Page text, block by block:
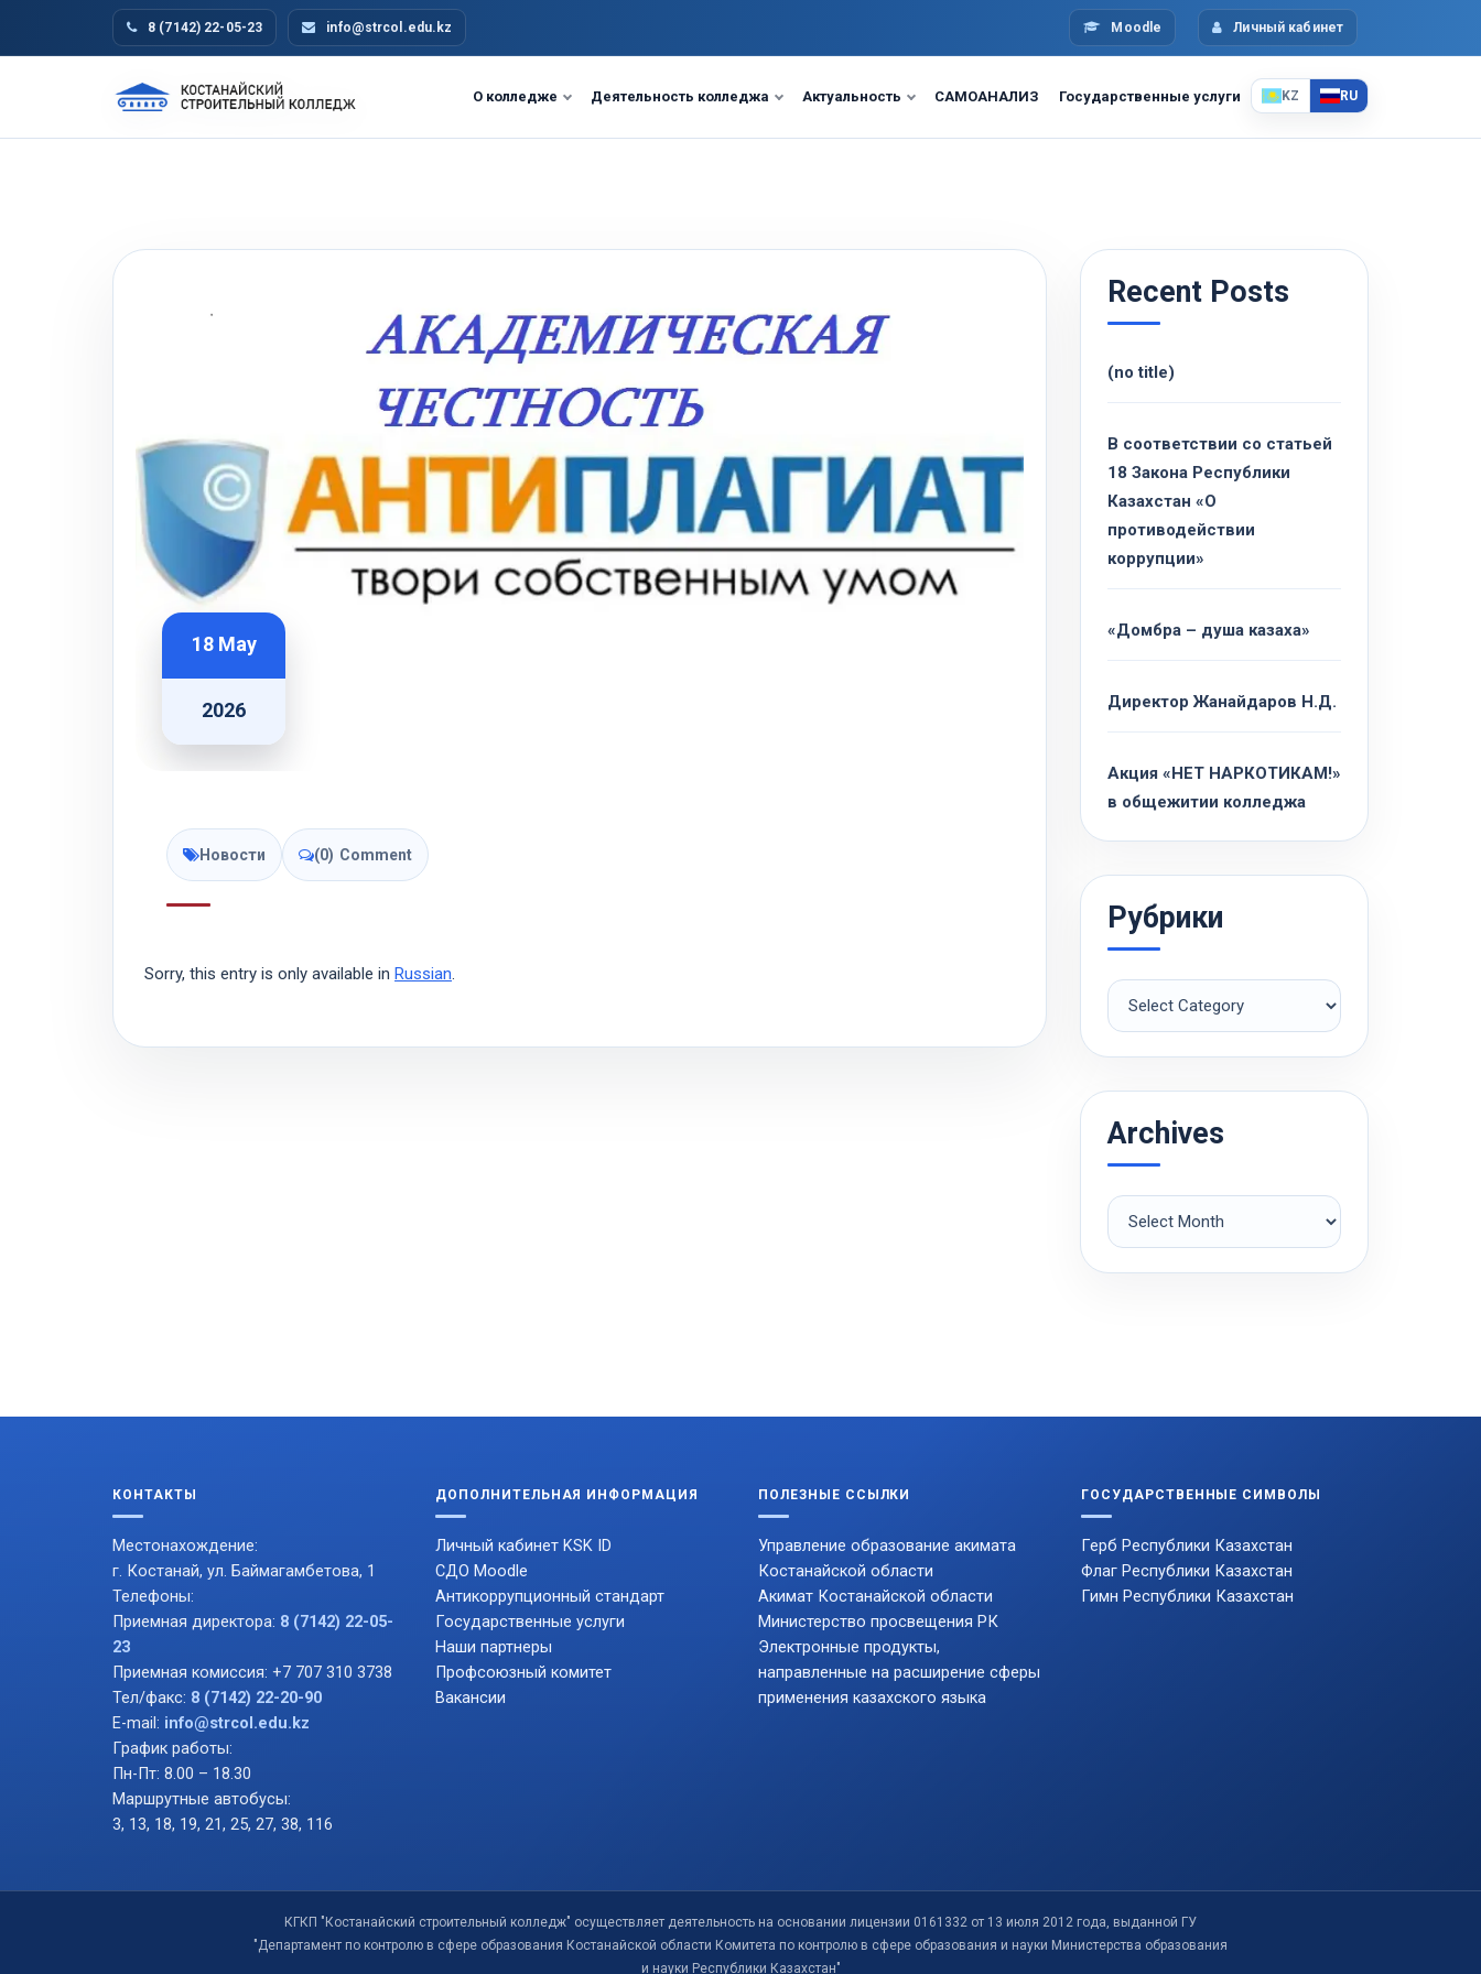
8 (7142) 22-05-23 info@strcol.edu.kz Moodle Личный кабинет
О колледже Деятельность колледжа Актуальность САМОАНАЛИЗ Государственные услуги KZ RU
18 May
2026
Новости (0) Comment
Sorry, this entry is only available in Russian.
Recent Posts
(no title)
В соответствии со статьей
18 Закона Республики
Казахстан «О
противодействии
коррупции»
«Домбра – душа казаха»
Директор Жанайдаров Н.Д.
Акция «НЕТ НАРКОТИКАМ!»
в общежитии колледжа
Рубрики
Рубрики
Archives
Archives
КОНТАКТЫ
Местонахождение:
г. Костанай, ул. Баймагамбетова, 1
Телефоны:
Приемная директора: 8 (7142) 22-05-
23
Приемная комиссия: +7 707 310 3738
Тел/факс: 8 (7142) 22-20-90
E-mail: info@strcol.edu.kz
График работы:
Пн-Пт: 8.00 – 18.30
Маршрутные автобусы:
3, 13, 18, 19, 21, 25, 27, 38, 116
ДОПОЛНИТЕЛЬНАЯ ИНФОРМАЦИЯ
Личный кабинет KSK ID
СДО Moodle
Антикоррупционный стандарт
Государственные услуги
Наши партнеры
Профсоюзный комитет
Вакансии
ПОЛЕЗНЫЕ ССЫЛКИ
Управление образование акимата
Костанайской области
Акимат Костанайской области
Министерство просвещения РК
Электронные продукты,
направленные на расширение сферы
применения казахского языка
ГОСУДАРСТВЕННЫЕ СИМВОЛЫ
Герб Республики Казахстан
Флаг Республики Казахстан
Гимн Республики Казахстан
КГКП "Костанайский строительный колледж" осуществляет деятельность на основании лицензии 0161332 от 13 июля 2012 года, выданной ГУ
"Департамент по контролю в сфере образования Костанайской области Комитета по контролю в сфере образования и науки Министерства образования
и науки Республики Казахстан"